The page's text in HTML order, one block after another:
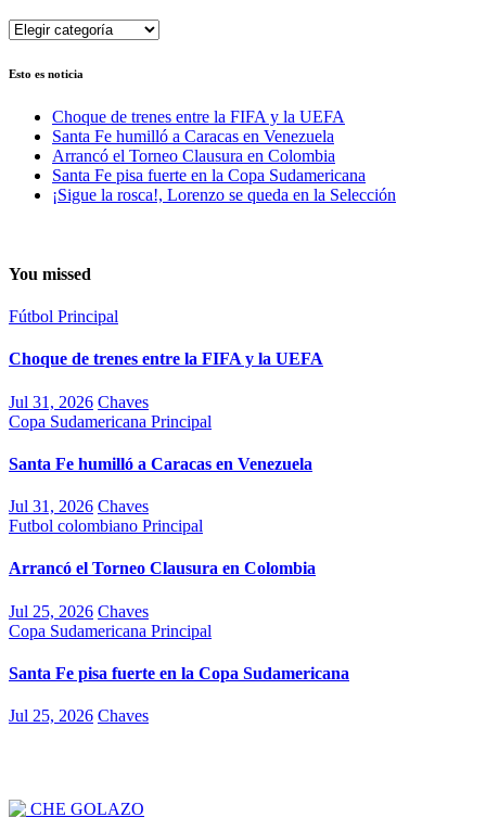
Categorías
Esto es noticia
Choque de trenes entre la FIFA y la UEFA
Santa Fe humilló a Caracas en Venezuela
Arrancó el Torneo Clausura en Colombia
Santa Fe pisa fuerte en la Copa Sudamericana
¡Sigue la rosca!, Lorenzo se queda en la Selección
You missed
Fútbol Principal
Choque de trenes entre la FIFA y la UEFA
Jul 31, 2026 Chaves
Copa Sudamericana Principal
Santa Fe humilló a Caracas en Venezuela
Jul 31, 2026 Chaves
Futbol colombiano Principal
Arrancó el Torneo Clausura en Colombia
Jul 25, 2026 Chaves
Copa Sudamericana Principal
Santa Fe pisa fuerte en la Copa Sudamericana
Jul 25, 2026 Chaves